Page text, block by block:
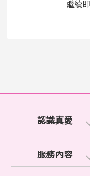
繼續
認識真愛
服務內容